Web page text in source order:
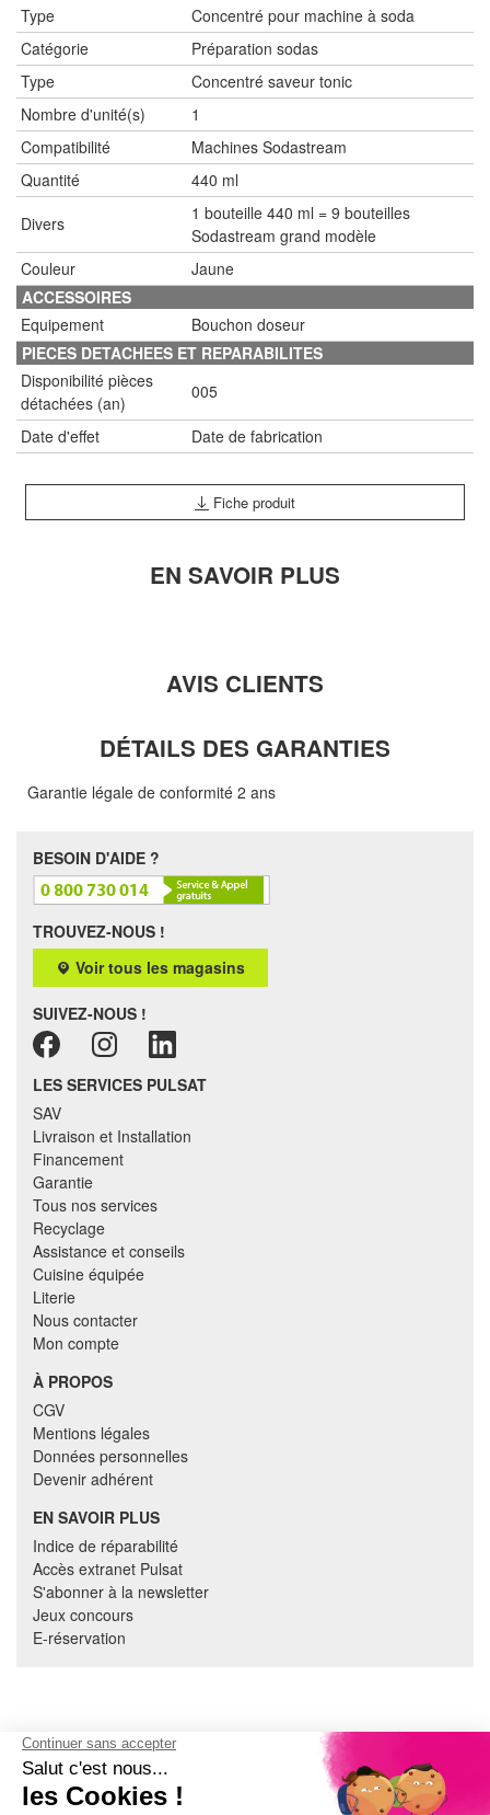
Type
Concentré pour machine à soda
Catégorie
Préparation sodas
Type
Concentré saveur tonic
Nombre d'unité(s)
1
Compatibilité
Machines Sodastream
Quantité
440 ml
Divers
1 bouteille 440 ml = 9 bouteilles
Sodastream grand modèle
Couleur
Jaune
ACCESSOIRES
Equipement
Bouchon doseur
PIECES DETACHEES ET REPARABILITES
Disponibilité pièces
détachées (an)
005
Date d'effet Date de fabrication
Fiche produit
EN SAVOIR PLUS
AVIS CLIENTS
DÉTAILS DES GARANTIES
Garantie légale de conformité 2 ans
BESOIN D'AIDE ?
TROUVEZ-NOUS !
Voir tous les magasins
SUIVEZ-NOUS !
LES SERVICES PULSAT
SAV
Livraison et Installation
Financement
Garantie
Tous nos services
Recyclage
Assistance et conseils
Cuisine équipée
Literie
Nous contacter
Mon compte
À PROPOS
CGV
Mentions légales
Données personnelles
Devenir adhérent
EN SAVOIR PLUS
Indice de réparabilité
Accès extranet Pulsat
S'abonner à la newsletter
Jeux concours
E-réservation